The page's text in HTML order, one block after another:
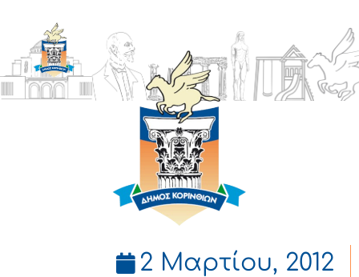
ΔΗΜΟΣ
ΚΟΡΙΝΘΙΩΝ
2 Μαρτίου, 2012